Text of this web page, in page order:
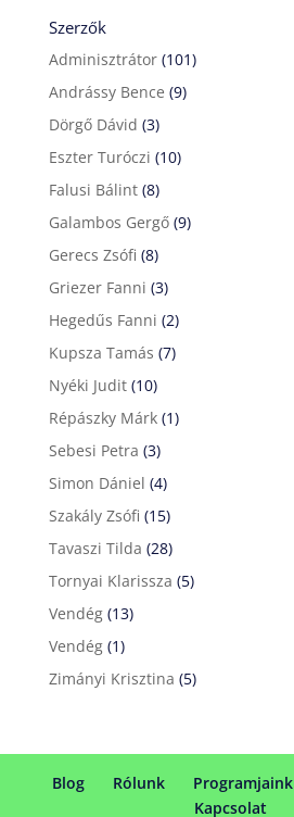
Szerzők
Adminisztrátor(101)
Andrássy Bence (9)
Dörgő Dávid (3)
Eszter Turóczi (10)
Falusi Bálint(8)
Galambos Gergő(9)
Gerecs Zsófi (8)
Griezer Fanni (3)
Hegedűs Fanni (2)
Kupsza Tamás (7)
Nyéki Judit(10)
Répászky Márk(1)
Sebesi Petra (3)
Simon Dániel (4)
Szakály Zsófi (15)
Tavaszi Tilda (28)
Tornyai Klarissza (5)
Vendég(13)
Vendég(1)
Zimányi Krisztina (5)
Blog Rólunk Programjaink
Kapcsolat